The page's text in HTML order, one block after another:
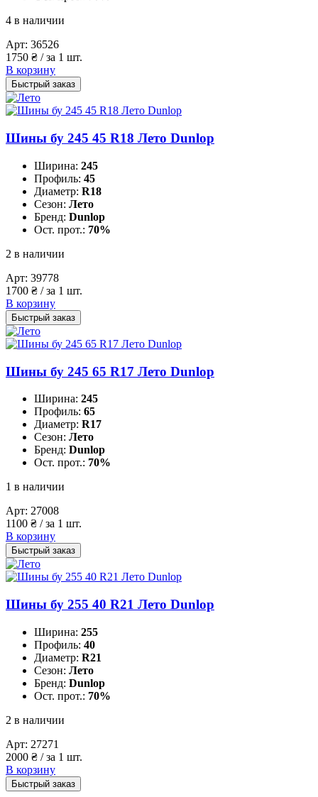
4 в наличии
Арт: 36526
1750 ₴ / за 1 шт.
В корзину
Быстрый заказ
Шины бу 245 45 R18 Лето Dunlop
Ширина: 245
Профиль: 45
Диаметр: R18
Сезон: Лето
Бренд: Dunlop
Ост. прот.: 70%
2 в наличии
Арт: 39778
1700 ₴ / за 1 шт.
В корзину
Быстрый заказ
Шины бу 245 65 R17 Лето Dunlop
Ширина: 245
Профиль: 65
Диаметр: R17
Сезон: Лето
Бренд: Dunlop
Ост. прот.: 70%
1 в наличии
Арт: 27008
1100 ₴ / за 1 шт.
В корзину
Быстрый заказ
Шины бу 255 40 R21 Лето Dunlop
Ширина: 255
Профиль: 40
Диаметр: R21
Сезон: Лето
Бренд: Dunlop
Ост. прот.: 70%
2 в наличии
Арт: 27271
2000 ₴ / за 1 шт.
В корзину
Быстрый заказ